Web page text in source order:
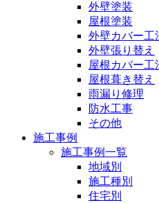
外壁塗装
屋根塗装
外壁カバー工
外壁張り替え
屋根カバー工
屋根葺き替え
雨漏り修理
防水工事
その他
施工事例
施工事例一覧
地域別
施工種別
住宅別